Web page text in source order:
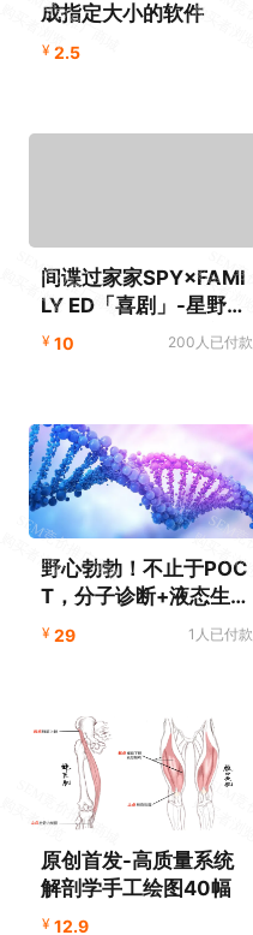
成指定大小的软件
¥ 2.5
间谍过家家SPY×FAMI
LY ED「喜剧」-星野源
秀杰改编指弹吉他谱
¥ 10 200人已付款
野心勃勃！不止于POC
T，分子诊断+液态生物
芯片+抗原抗体全
¥ 29 1人已付款
原创首发-高质量系统
解剖学手工绘图40幅
¥ 12.9